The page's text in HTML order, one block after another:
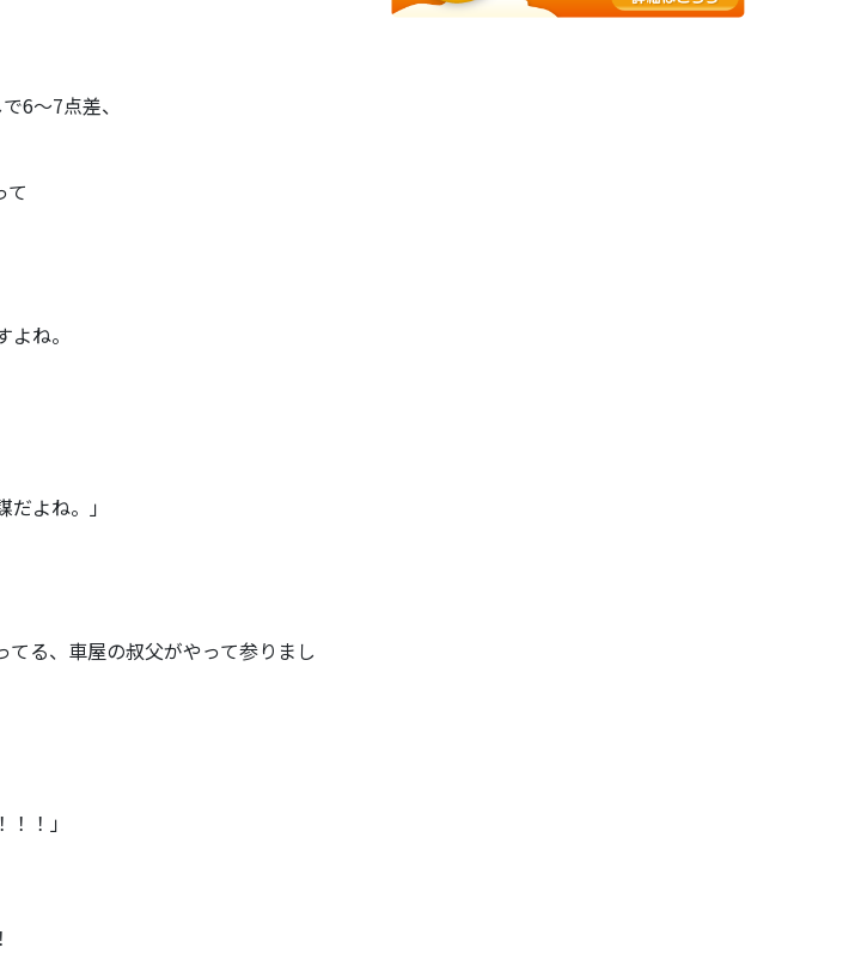
6～7点差、
て
ね。
よね。」
る、車屋の叔父がやって参りまし
！」